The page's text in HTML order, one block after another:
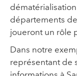
départements
joueront un rôle
Dans notre
représentant de